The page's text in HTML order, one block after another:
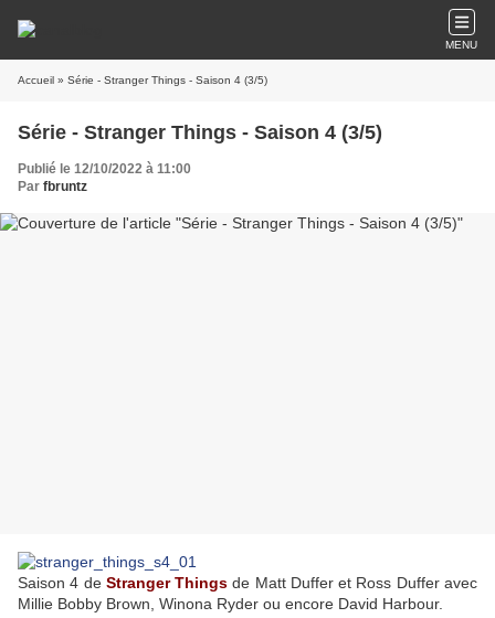
MENU
Accueil » Série - Stranger Things - Saison 4 (3/5)
Série - Stranger Things - Saison 4 (3/5)
Publié le 12/10/2022 à 11:00
Par fbruntz
Saison 4 de Stranger Things de Matt Duffer et Ross Duffer avec
Millie Bobby Brown, Winona Ryder ou encore David Harbour.